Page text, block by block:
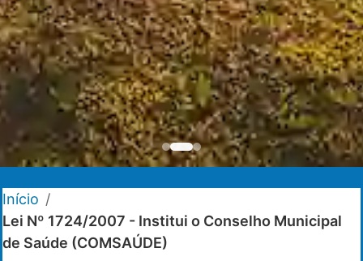
Início /
Lei Nº 1724/2007 - Institui o Conselho Municipal
de Saúde (COMSAÚDE)